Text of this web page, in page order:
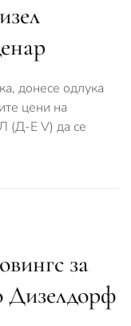
донесе одлука
цени на
Е V) да се
за
Дизелдорф